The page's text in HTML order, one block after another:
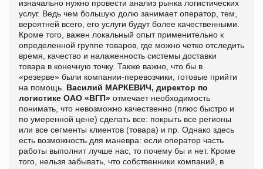
изначально нужно провести анализ рынка логистических
услуг. Ведь чем большую долю занимает оператор, тем,
вероятней всего, его услуги будут более качественными.
Кроме того, важен локальный опыт применительно к
определенной группе товаров, где можно четко отследить
время, качество и налаженность системы доставки
товара в конечную точку. Также важно, что бы в
«резерве» были компании-перевозчики, готовые прийти
на помощь. Василий МАРКЕВИЧ, директор по
логистике ОАО «ВГП» отмечает необходимость
понимать, что невозможно качественно (плюс быстро и
по умеренной цене) сделать все: покрыть все регионы
или все сегменты клиентов (товара) и пр. Однако здесь
есть возможность для маневра: если оператор часть
работы выполнит лучше нас, то почему бы и нет. Кроме
того, нельзя забывать, что собственники компаний, в